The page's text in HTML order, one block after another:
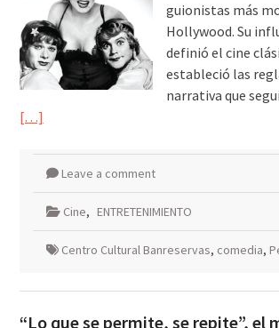
guionistas más
Hollywood. Su
definió el cine
estableció las
narrativa que
[…]
Leave a comment
Cine, ENTRETENIMIENTO
Centro Cultural Banreservas, comedia,
“Lo que se permite, se repite”, el